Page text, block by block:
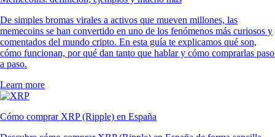
De simples bromas virales a activos que mueven millones, las
memecoins se han convertido en uno de los fenómenos más curiosos y
comentados del mundo cripto. En esta guía te explicamos qué son,
cómo funcionan, por qué dan tanto que hablar y cómo comprarlas paso
a paso.
Learn more
Cómo comprar XRP (Ripple) en España